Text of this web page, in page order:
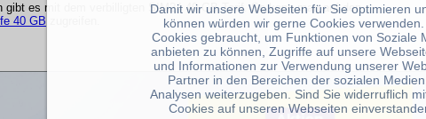
gibt es mit dem verbilligten SIM24 40 GB Tarif. So kann man auf den
40 GB
Damit wir unsere Webseiten für Sie optimieren
können würden wir gerne Cookies
Cookies gebraucht, um Funktionen von Soziale
anbieten zu können, Zugriffe auf unsere
und Informationen zur Verwendung unserer
Partner in den Bereichen der sozialen
Analysen weiterzugeben. Sind Sie widerruflich
Cookies auf unseren Webseiten